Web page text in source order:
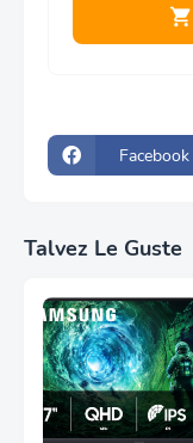
Facebook
Talvez Le Guste